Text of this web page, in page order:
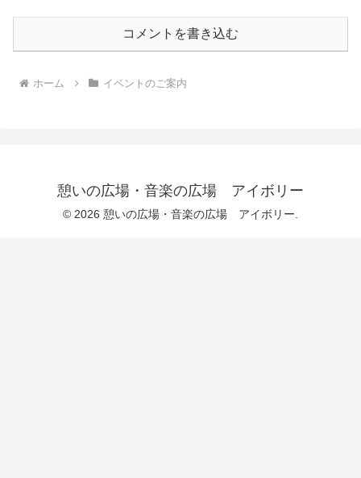
コメントを書き込む
ホーム イベントのご案内
憩いの広場・音楽の広場 アイボリー
© 2026 憩いの広場・音楽の広場 アイボリー.